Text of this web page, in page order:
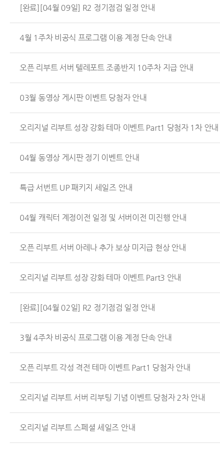
[완료][04월 09일] R2 정기점검 일정 안내
4월 1주차 비공식 프로그램 이용 계정 단속 안내
오픈 리부트 서버 텔레포트 조종반지 10주차 지급 안내
03월 동영상 게시판 이벤트 당첨자 안내
오리지널 리부트 성장 강화 테마 이벤트 Part1 당첨자 1차 안내
04월 동영상 게시판 정기 이벤트 안내
특급 서번트 UP 패키지 세일즈 안내
04월 캐릭터 계정이전 일정 및 서버이전 미진행 안내
오픈 리부트 서버 아레나 추가 보상 미지급 현상 안내
오리지널 리부트 성장 강화 테마 이벤트 Part3 안내
[완료][04월 02일] R2 정기점검 일정 안내
3월 4주차 비공식 프로그램 이용 계정 단속 안내
오픈 리부트 각성 격전 테마 이벤트 Part1 당첨자 안내
오리지널 리부트 서버 리부팅 기념 이벤트 당첨자 2차 안내
오리지널 리부트 스페셜 세일즈 안내